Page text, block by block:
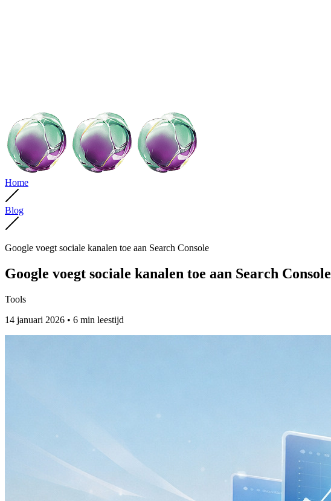
Home
Blog
Google voegt sociale kanalen toe aan Search Console
Google voegt sociale kanalen toe aan Search Console
Tools
14 januari 2026 • 6 min leestijd